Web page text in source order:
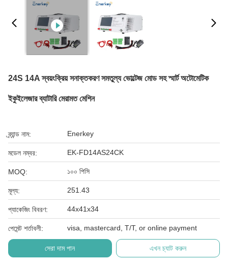
24S 14A স্বয়ংক্রিয় সনাক্তকরণ সমতুল্য ভোল্টেজ মোড সহ স্মার্ট অটোমেটিক
ইকুইলেজার ব্যাটারি মেরামত মেশিন
ব্র্যান্ড নাম: Enerkey
মডেল নম্বর: EK-FD14AS24CK
MOQ: ১০০ পিসি
মূল্য: 251.43
প্যাকেজিং বিবরণ: 44x41x34
পেমেন্ট শর্তাবলী: visa, mastercard, T/T, or online payment
সেরা দাম পান এখন চ্যাট করুন